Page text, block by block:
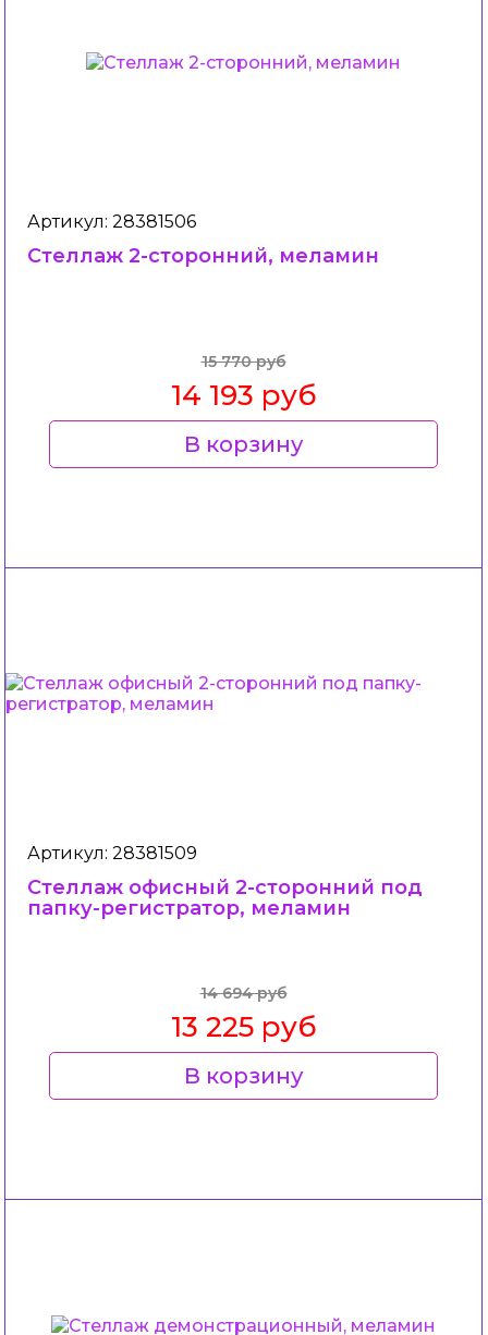
Артикул: 28381506
Стеллаж 2-сторонний, меламин
15 770 руб
14 193 руб
В корзину
Артикул: 28381509
Стеллаж офисный 2-сторонний под
папку-регистратор, меламин
14 694 руб
13 225 руб
В корзину